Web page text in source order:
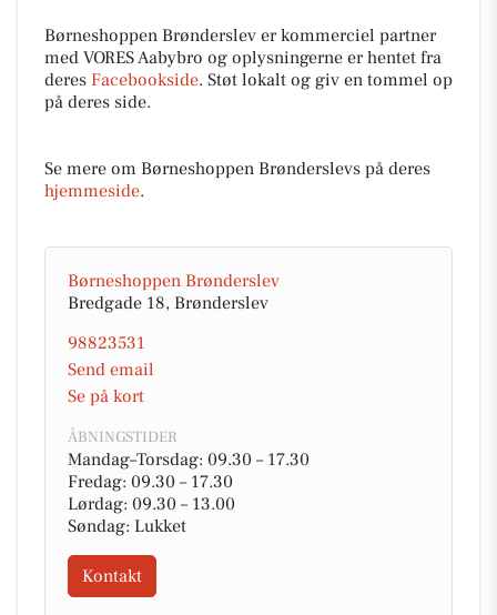
Børneshoppen Brønderslev er kommerciel partner
med VORES Aabybro og oplysningerne er hentet fra
deres Facebookside. Støt lokalt og giv en tommel op
på deres side.
Se mere om Børneshoppen Brønderslevs på deres
hjemmeside.
Børneshoppen Brønderslev
Bredgade 18, Brønderslev
98823531
Send email
Se på kort
ÅBNINGSTIDER
Mandag–Torsdag: 09.30 – 17.30
Fredag: 09.30 – 17.30
Lørdag: 09.30 – 13.00
Søndag: Lukket
Kontakt